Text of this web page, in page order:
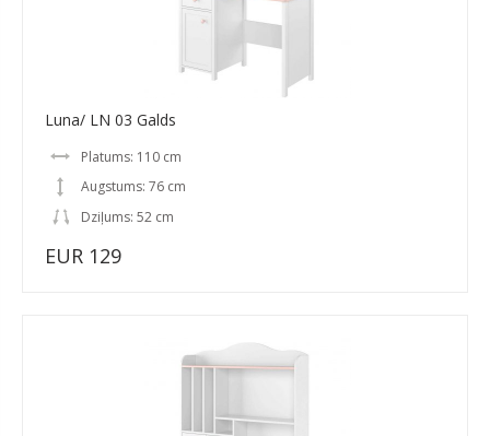
Luna/ LN 03 Galds
Platums: 110 cm
Augstums: 76 cm
Dziļums: 52 cm
EUR 129